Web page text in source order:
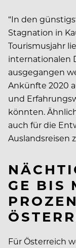
“In den
Stagnation in
Tourismusjahr
internationalen
ausgegangen
Ankünfte 2020
und
könnten.
auch für die
Auslandsreisen
GE BIS
Für Österreich